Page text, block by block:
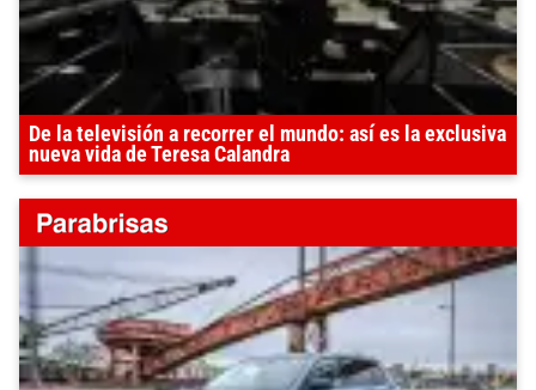
De la televisión a recorrer el mundo: así es la exclusiva
nueva vida de Teresa Calandra